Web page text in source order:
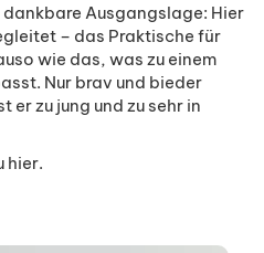
Ausgangslage: Hier
– das Praktische für
wie das, was zu einem
Nur brav und bieder
er zu jung und zu sehr in
hier.